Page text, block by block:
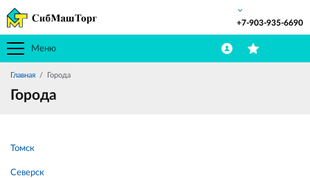
Меню
+7-903-935-6690
Главная Города
Города
Томск
Северск